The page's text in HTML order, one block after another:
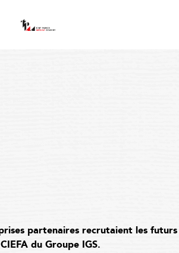
partenaires recrutaient les
du Groupe IGS.